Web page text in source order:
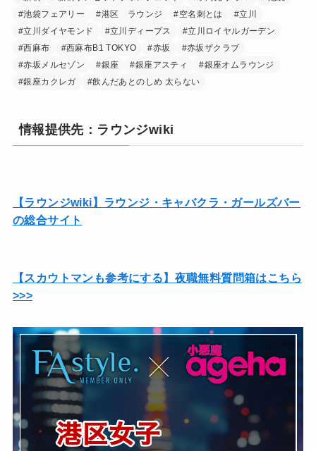
#池袋フェアリー
#港区 ラウンジ #空名刺とは
#立川
#立川ダイヤモンド
#立川ディープス
#立川ロイヤルガーデン
#西麻布
#西麻布B1 TOKYO #赤坂
#赤坂ザクラブ
#赤坂メルセゾン
#銀座 #銀座アスティ
#銀座オムラウンジ
#銀座カクレガ
#飲んだあとのしめ 太らない
情報提供先：ラウンジwiki
【ラウンジwiki】ラウンジ・キャバクラ・ガールズバー
の総合サイト
【スカウトマンも参考にする】夜職無料質問箱はこちら
>>>